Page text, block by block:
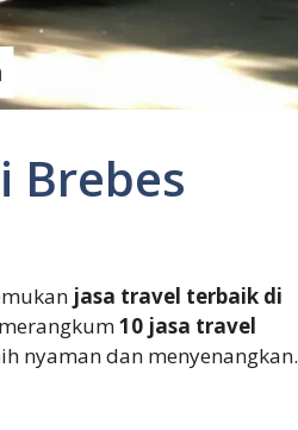
Brebes
jasa travel terbaik di
10 jasa travel
nyaman dan menyenangkan.